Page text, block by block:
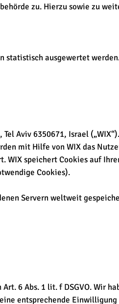
zu. Hierzu sowie zu
statistisch ausgewertet
Aviv 6350671, Israel
mit Hilfe von WIX das
WIX speichert Cookies auf
Cookies).
Servern weltweit
6 Abs. 1 lit. f DSGVO. Wir
entsprechende